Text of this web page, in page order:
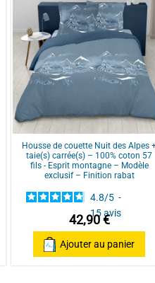
généreux assure chaleur
et régulation de la chaleur,
haut de gamme conçue en
pour vos nuits d'hiver.
et 30% duvet de canard blanc
et légèreté. Elle convient à tous
matière naturelle, tissage de 91
et respirante. Piquage à
convenir à toutes les literies
Housse de couette Nuit des Alpes
taie(s) carrée(s) – 100% coton 57
fils - Esprit montagne – Modèle
exclusif – Finition rabat
4.8/5 -
15avis
42,90 €
Ajouter au panier